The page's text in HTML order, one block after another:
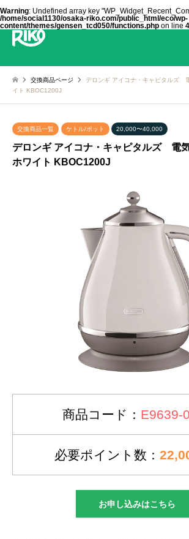
Warning: Undefined array key
/home/social1130/osaka-riko.com/public_html/eco/wp-
content/themes/gensen_tcd050/functions.php on line
交換商品ページ
デロンギ アイコナ・キャピタルズ
イト KBOC1200J
交換商品一覧 ケトル/ポット 20,000〜40,000
デロンギ アイコナ・キャピタルズ 電
ホワイト KBOC1200J
商品コード： E9639-
必要ポイント数：
お申し込みはこちら